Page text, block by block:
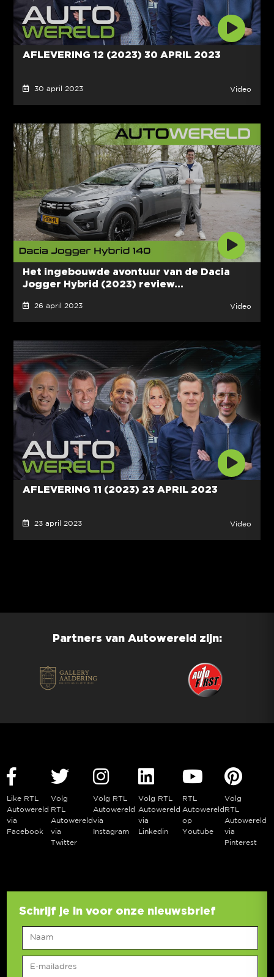
AFLEVERING 12 (2023) 30 APRIL 2023
30 april 2023 Video
Het ingebouwde avontuur van de Dacia
Jogger Hybrid (2023) review...
26 april 2023 Video
AFLEVERING 11 (2023) 23 APRIL 2023
23 april 2023 Video
Partners van Autowereld zijn:
Like RTL
Autowereld
via
Facebook
Volg
RTL
Autowereld
via
Twitter
Volg RTL
Autowereld
via
Instagram
Volg RTL
Autowereld
via
Linkedin
RTL
Autowereld
op
Youtube
Volg
RTL
Autowereld
via
Pinterest
Schrijf je in voor onze nieuwsbrief